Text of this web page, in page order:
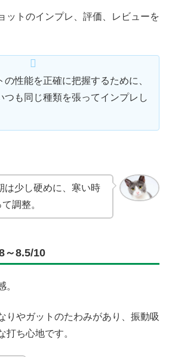
ットのインプレ、評価、レビューを
性能を正確に把握するために、
つも同じ種類を張ってインプレし
少し硬めに、寒い時
調整。
～8.5/10
。
りやガットのたわみがあり、振動吸
打ち心地です。